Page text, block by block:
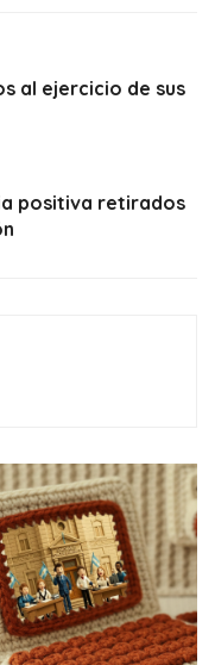
al ejercicio de sus
positiva retirados